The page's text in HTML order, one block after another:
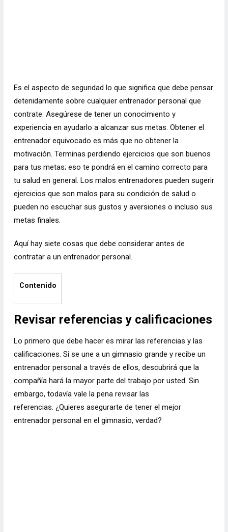
Es el aspecto de seguridad lo que significa que debe pensar
detenidamente sobre cualquier entrenador personal que
contrate. Asegúrese de tener un conocimiento y
experiencia en ayudarlo a alcanzar sus metas. Obtener el
entrenador equivocado es más que no obtener la
motivación. Terminas perdiendo ejercicios que son buenos
para tus metas; eso te pondrá en el camino correcto para
tu salud en general. Los malos entrenadores pueden sugerir
ejercicios que son malos para su condición de salud o
pueden no escuchar sus gustos y aversiones o incluso sus
metas finales.
Aquí hay siete cosas que debe considerar antes de
contratar a un entrenador personal.
Contenido
Revisar referencias y calificaciones
Lo primero que debe hacer es mirar las referencias y las
calificaciones. Si se une a un gimnasio grande y recibe un
entrenador personal a través de ellos, descubrirá que la
compañía hará la mayor parte del trabajo por usted. Sin
embargo, todavía vale la pena revisar las
referencias. ¿Quieres asegurarte de tener el mejor
entrenador personal en el gimnasio, verdad?